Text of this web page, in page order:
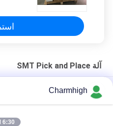
آلة SMT Pick and Place
الهيكل الحديدي الصلب 4-الرأس CHM-551P SMD اختيار ووضع آلة
Charmhigh
6:30 AM